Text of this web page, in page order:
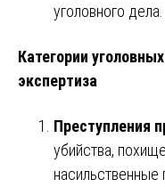
уголовного дела.
Категории
экспертиза
Преступления
убийства,
насильственные